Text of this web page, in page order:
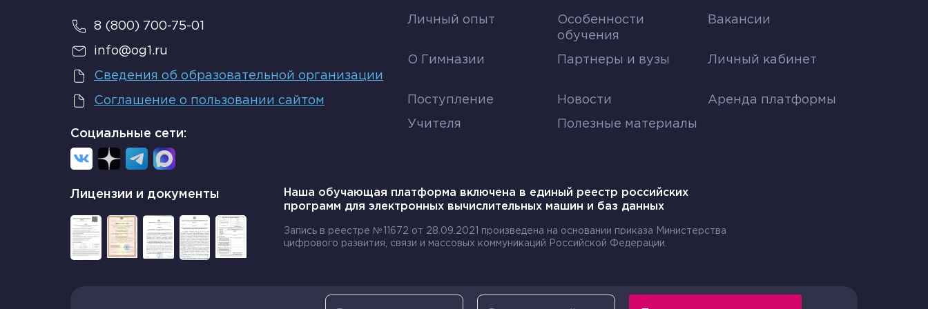
8 (800) 700-75-01
info@og1.ru
Сведения об образовательной организации
Соглашение о пользовании сайтом
Социальные сети:
Личный опыт
Особенности
обучения
Вакансии
О Гимназии Партнеры и вузы Личный кабинет
Поступление Новости Аренда платформы
Учителя Полезные материалы
Лицензии и документы
Наша обучающая платформа включена в единый реестр российских
программ для электронных вычислительных машин и баз данных
Запись в реестре №11672 от 28.09.2021 произведена на основании приказа Министерства
цифрового развития, связи и массовых коммуникаций Российской Федерации.